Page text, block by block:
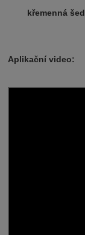
křemenná
Aplikační video: